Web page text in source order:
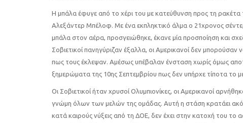
Η μπάλα έφυγε από το χέρι του με κατεύθυνση προς τη
Αλεξάντερ Μπέλοφ. Με ένα εκπληκτικό άλμα ο 21χρονος
μπάλα στον αέρα, προσγειώθηκε, έκανε μία προσποίηση και
Σοβιετικοί πανηγύριζαν έξαλλα, οι Αμερικανοί δεν
πως τους έκλεψαν. Αμέσως υπέβαλαν ένσταση χωρίς όμως
ξημερώματα της 10ης Σεπτεμβρίου πως δεν υπήρχε τίποτα το
Οι Σοβιετικοί ήταν χρυσοί Ολυμπιονίκες, οι Αμερικανοί
γνώμη όλων των μελών της ομάδας. Αυτή η στάση κρατάει
κατά καιρούς νύξεις από τη ΔΟΕ, δεν έχει στην κατοχή του το